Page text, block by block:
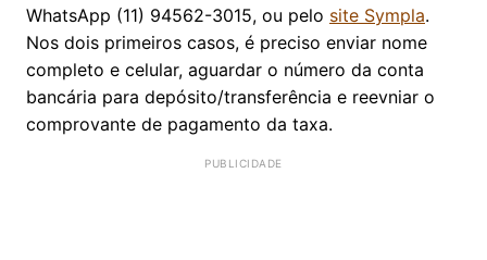
WhatsApp (11) 94562-3015, ou pelo site Sympla.
Nos dois primeiros casos, é preciso enviar nome
completo e celular, aguardar o número da conta
bancária para depósito/transferência e reevniar o
comprovante de pagamento da taxa.